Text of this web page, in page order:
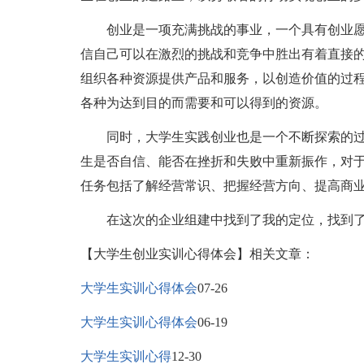
创业是一项充满挑战的事业，一个具有创业
信自己可以在激烈的挑战和竞争中胜出有着直接
组织各种资源提供产品和服务，以创造价值的过
各种为达到目的而需要和可以得到的资源。
同时，大学生实践创业也是一个不断探索的
生是否自信、能否在挫折和失败中重新振作，对
任务包括了解经营常识、把握经营方向、提高商
在这次的企业组建中找到了我的定位，找到
【大学生创业实训心得体会】相关文章：
大学生实训心得体会07-26
大学生实训心得体会06-19
大学生实训心得12-30